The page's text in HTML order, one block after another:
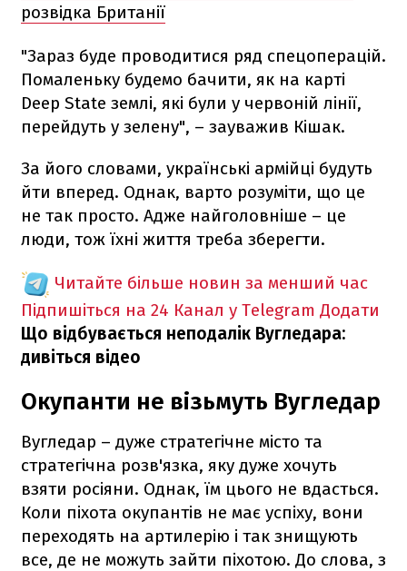
розвідка Британії
"Зараз буде проводитися ряд спецоперацій.
Помаленьку будемо бачити, як на карті
Deep State землі, які були у червоній лінії,
перейдуть у зелену", – зауважив Кішак.
За його словами, українські армійці будуть
йти вперед. Однак, варто розуміти, що це
не так просто. Адже найголовніше – це
люди, тож їхні життя треба зберегти.
Читайте більше новин за менший час
Підпишіться на 24 Канал у Telegram Додати
Що відбувається неподалік Вугледара:
дивіться відео
Окупанти не візьмуть Вугледар
Вугледар – дуже стратегічне місто та
стратегічна розв'язка, яку дуже хочуть
взяти росіяни. Однак, їм цього не вдасться.
Коли піхота окупантів не має успіху, вони
переходять на артилерію і так знищують
все, де не можуть зайти піхотою. До слова, з